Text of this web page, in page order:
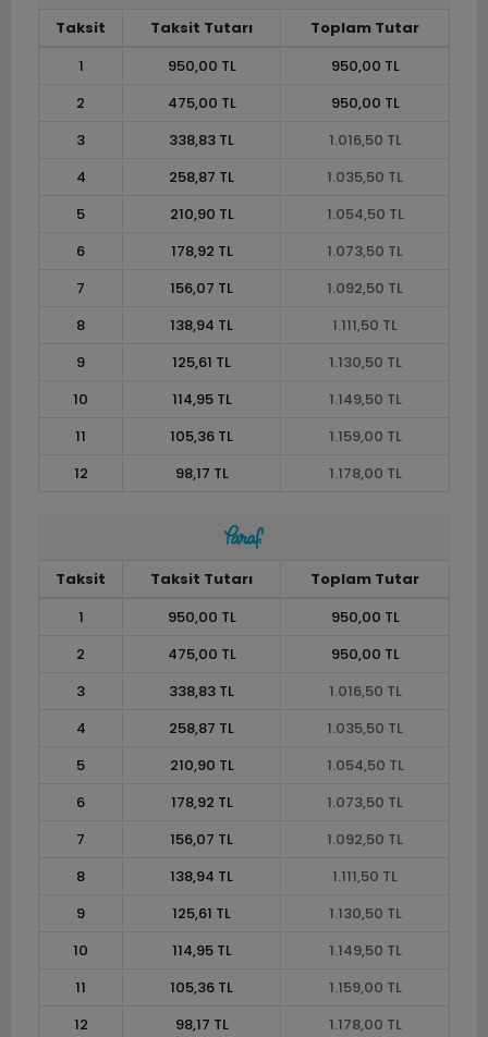
Taksit Taksit Tutarı
Toplam Tutar
1
950,00 TL
950,00 TL
2
475,00 TL
950,00 TL
3
338,83 TL
1.016,50 TL
4
258,87 TL
1.035,50 TL
5
210,90 TL
1.054,50 TL
6
178,92 TL
1.073,50 TL
7
156,07 TL
1.092,50 TL
8
138,94 TL
1.111,50 TL
9
125,61 TL
1.130,50 TL
10
114,95 TL
1.149,50 TL
11
105,36 TL
1.159,00 TL
12
98,17 TL 1.178,00 TL
Taksit Taksit Tutarı
Toplam Tutar
1
950,00 TL
950,00 TL
2
475,00 TL
950,00 TL
3
338,83 TL
1.016,50 TL
4
258,87 TL
1.035,50 TL
5
210,90 TL
1.054,50 TL
6
178,92 TL
1.073,50 TL
7
156,07 TL
1.092,50 TL
8
138,94 TL
1.111,50 TL
9
125,61 TL
1.130,50 TL
10
114,95 TL
1.149,50 TL
11
105,36 TL
1.159,00 TL
12
98,17 TL 1.178,00 TL